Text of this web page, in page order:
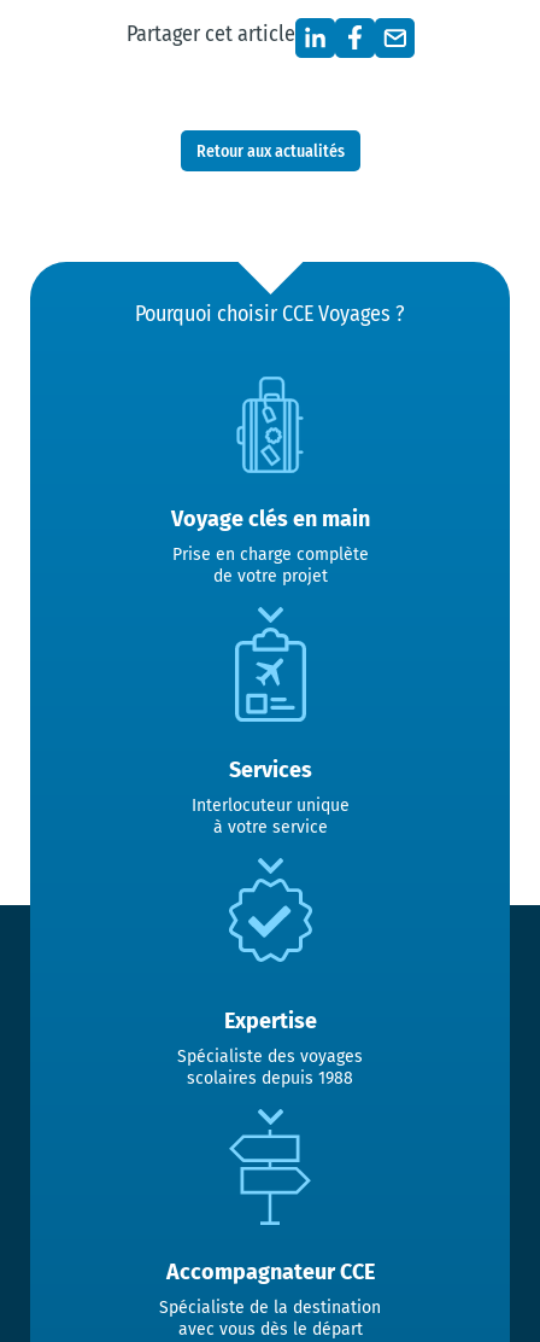
Partager cet article
Retour aux actualités
Pourquoi choisir CCE Voyages ?
Voyage clés en main
Prise en charge complète
de votre projet
Services
Interlocuteur unique
à votre service
Expertise
Spécialiste des voyages
scolaires depuis 1988
Accompagnateur CCE
Spécialiste de la destination
avec vous dès le départ